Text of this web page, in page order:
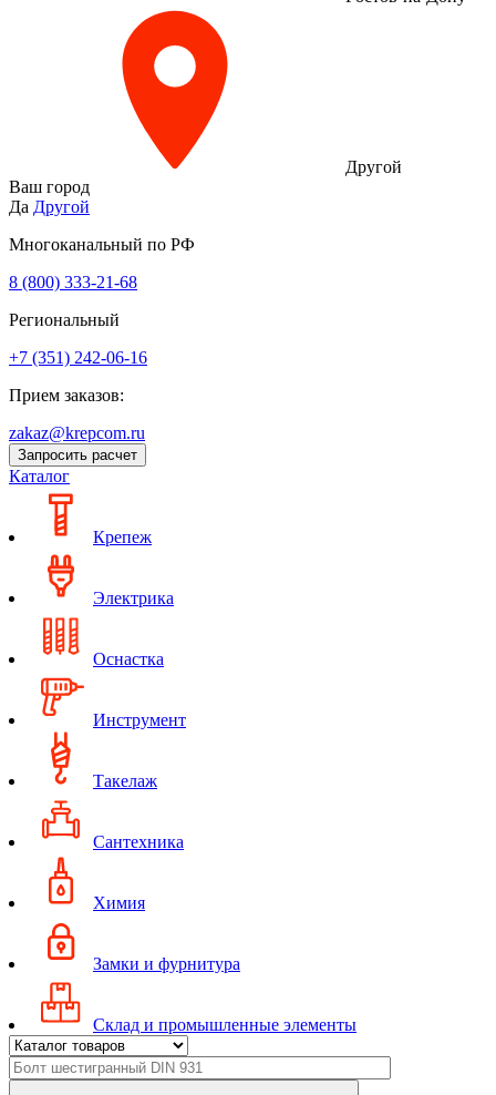
Другой
Ваш город
Да Другой
Многоканальный по РФ
8 (800) 333‑21-68
Региональный
+7 (351) 242-06-16
Прием заказов:
zakaz@krepcom.ru
Запросить расчет
Каталог
Крепеж
Электрика
Оснастка
Инструмент
Такелаж
Сантехника
Химия
Замки и фурнитура
Склад и промышленные элементы